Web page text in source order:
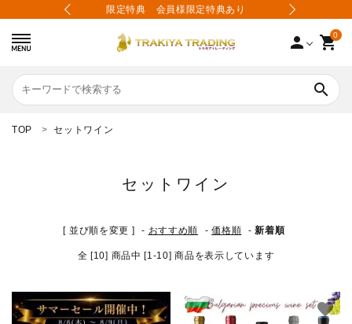
限定特典 会員様限定特典あり
person 0
shopping_cart
search
価格から選ぶ
会社案内
TOP セットワイン
セットワイン
[ 並び順を変更 ] - おすすめ順 -価格順 -新着順
全 [10] 商品中 [1-10] 商品を表示しています
favorite favorite